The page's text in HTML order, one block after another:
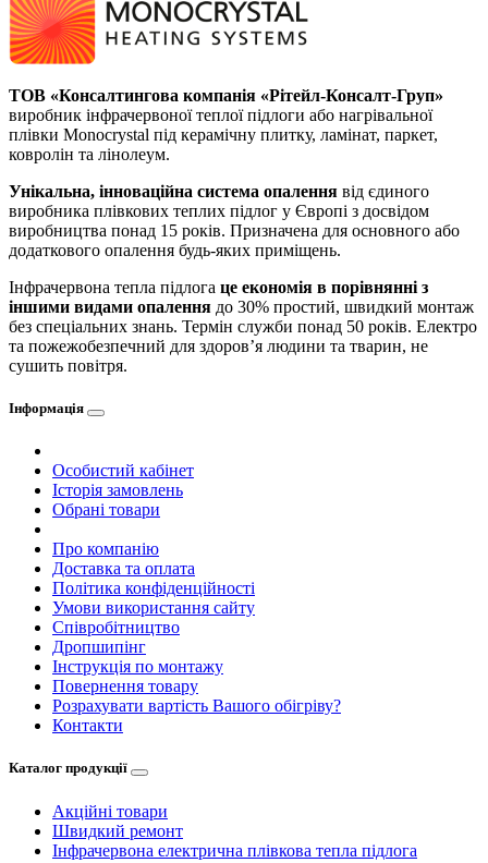
ТОВ «Консалтингова компанія «Рітейл-Консалт-Груп»
виробник інфрачервоної теплої підлоги або нагрівальної
плівки Monocrystal під керамічну плитку, ламінат, паркет,
ковролін та лінолеум.
Унікальна, інноваційна система опалення від єдиного
виробника плівкових теплих підлог у Європі з досвідом
виробництва понад 15 років. Призначена для основного або
додаткового опалення будь-яких приміщень.
Інфрачервона тепла підлога це економія в порівнянні з
іншими видами опалення до 30% простий, швидкий монтаж
без спеціальних знань. Термін служби понад 50 років. Електро
та пожежобезпечний для здоров’я людини та тварин, не
сушить повітря.
Інформація
Особистий кабінет
Історія замовлень
Обрані товари
Про компанію
Доставка та оплата
Політика конфіденційності
Умови використання сайту
Співробітництво
Дропшипінг
Інструкція по монтажу
Повернення товару
Розрахувати вартість Вашого обігріву?
Контакти
Каталог продукції
Акційні товари
Швидкий ремонт
Інфрачервона електрична плівкова тепла підлога